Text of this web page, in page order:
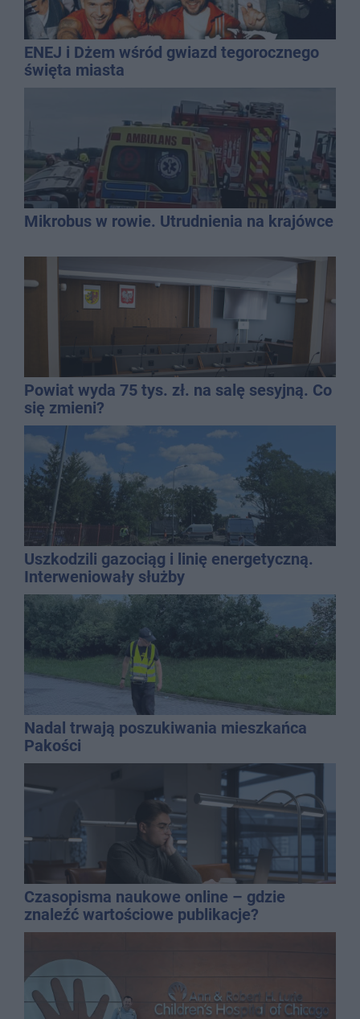
ENEJ i Dżem wśród gwiazd tegorocznego
święta miasta
Mikrobus w rowie. Utrudnienia na krajówce
Powiat wyda 75 tys. zł. na salę sesyjną. Co
się zmieni?
Uszkodzili gazociąg i linię energetyczną.
Interweniowały służby
Nadal trwają poszukiwania mieszkańca
Pakości
Czasopisma naukowe online – gdzie
znaleźć wartościowe publikacje?